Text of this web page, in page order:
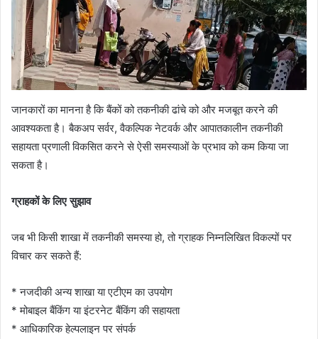
जानकारों का मानना है कि बैंकों को तकनीकी ढांचे को और मजबूत करने की
आवश्यकता है। बैकअप सर्वर, वैकल्पिक नेटवर्क और आपातकालीन तकनीकी
सहायता प्रणाली विकसित करने से ऐसी समस्याओं के प्रभाव को कम किया जा
सकता है।
ग्राहकों के लिए सुझाव
जब भी किसी शाखा में तकनीकी समस्या हो, तो ग्राहक निम्नलिखित विकल्पों पर
विचार कर सकते हैं:
* नजदीकी अन्य शाखा या एटीएम का उपयोग
* मोबाइल बैंकिंग या इंटरनेट बैंकिंग की सहायता
* आधिकारिक हेल्पलाइन पर संपर्क